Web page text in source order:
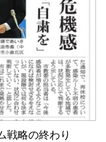
戦略の終わり